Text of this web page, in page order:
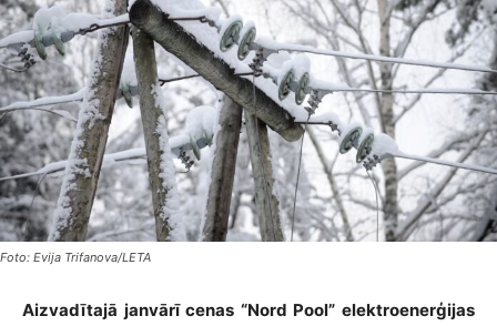
Foto: Evija Trifanova/LETA
Aizvadītajā janvārī cenas “Nord Pool” elektroenerģijas